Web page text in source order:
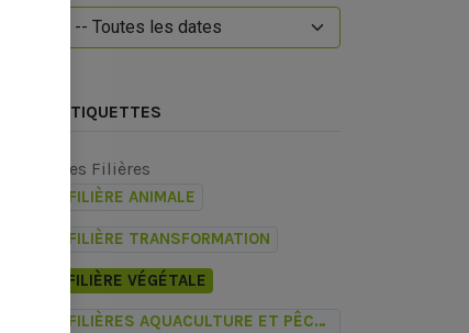
ÉTIQUETTES
Les Filières
FILIÈRE ANIMALE
FILIÈRE TRANSFORMATION
FILIÈRE VÉGÉTALE
FILIÈRES AQUACULTURE ET PÊCHE LAGONAIRE